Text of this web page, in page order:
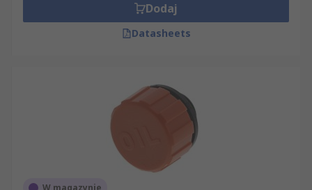
Dodaj
Datasheets
W magazynie